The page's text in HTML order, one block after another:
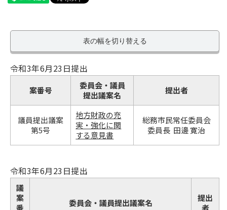
表の幅を切り替える
令和3年6月23日提出
案番号
委員会・議員
提出議案名
提出者
議員提出議案
第5号
地方財政の充
実・強化に関
する意見書
総務市民常任委員会
委員長 田邊 寛治
令和3年6月23日提出
議
案
番
委員会・議員提出議案名
提出
者